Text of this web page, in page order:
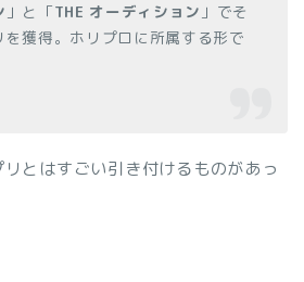
」と「THE オーディション 」でそ
獲得。ホリプロに所属する形で
とはすごい引き付けるものがあっ